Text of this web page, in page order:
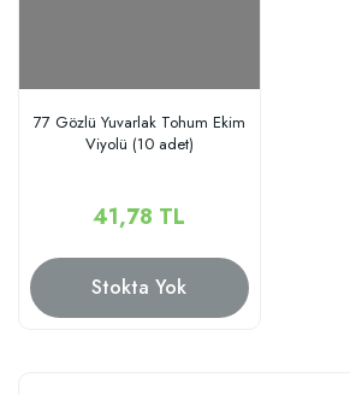
77 Gözlü Yuvarlak Tohum Ekim
Viyolü (10 adet)
41,78 TL
Stokta Yok